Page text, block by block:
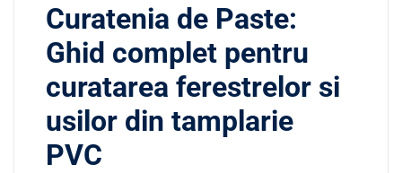
Curatenia de Paste:
Ghid complet pentru
curatarea ferestrelor si
usilor din tamplarie
PVC